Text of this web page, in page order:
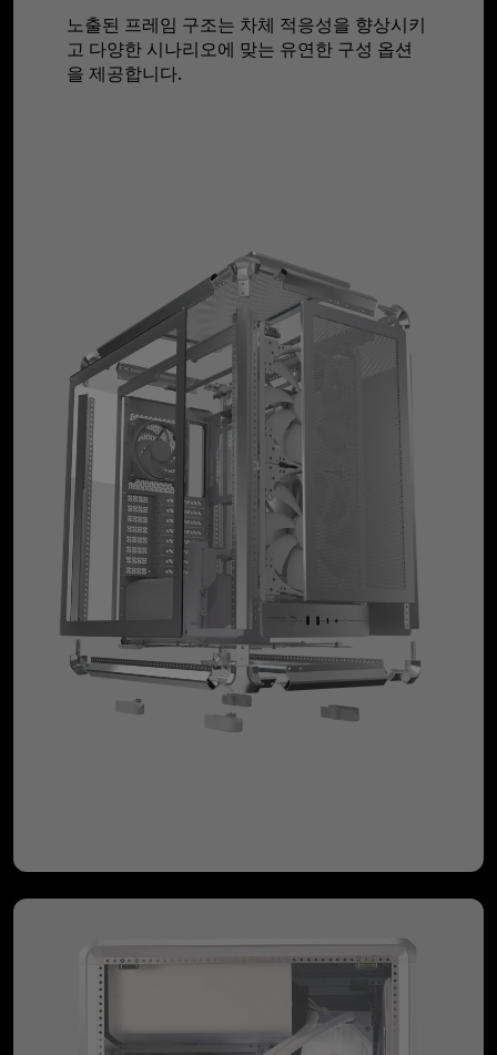
노출된 프레임 구조는 차체 적응성을 향상시키
고 다양한 시나리오에 맞는 유연한 구성 옵션
을 제공합니다.